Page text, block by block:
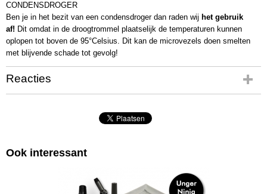
CONDENSDROGER
Ben je in het bezit van een condensdroger dan raden wij het gebruik
af! Dit omdat in de droogtrommel plaatselijk de temperaturen kunnen
oplopen tot boven de 95°Celsius. Dit kan de microvezels doen smelten
met blijvende schade tot gevolg!
Reacties
Ook interessant